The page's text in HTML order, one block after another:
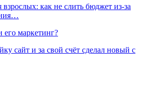
как не слить бюджет из-за
его маркетинг?
сайт и за свой счёт сделал новый с